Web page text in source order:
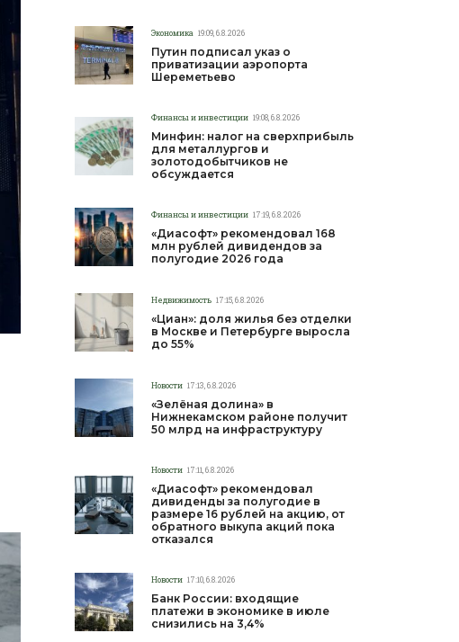
Экономика 19:09, 6.8.2026
Путин подписал указ о
приватизации аэропорта
Шереметьево
Финансы и инвестиции 19:08, 6.8.2026
Минфин: налог на сверхприбыль
для металлургов и
золотодобытчиков не
обсуждается
Финансы и инвестиции 17:19, 6.8.2026
«Диасофт» рекомендовал 168
млн рублей дивидендов за
полугодие 2026 года
Недвижимость 17:15, 6.8.2026
«Циан»: доля жилья без отделки
в Москве и Петербурге выросла
до 55%
Новости 17:13, 6.8.2026
«Зелёная долина» в
Нижнекамском районе получит
50 млрд на инфраструктуру
Новости 17:11, 6.8.2026
«Диасофт» рекомендовал
дивиденды за полугодие в
размере 16 рублей на акцию, от
обратного выкупа акций пока
отказался
Новости 17:10, 6.8.2026
Банк России: входящие
платежи в экономике в июле
снизились на 3,4%